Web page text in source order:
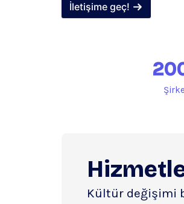
İletişime geç!
Kültür değişimi